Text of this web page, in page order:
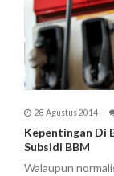
28 Agustus 2014
Kepentingan Di
Subsidi BBM
Walaupun